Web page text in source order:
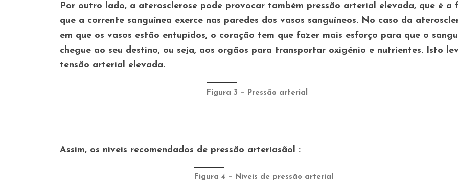
Por outro lado, a aterosclerose pode provocar também pressão arterial elevada, que é a
que a corrente sanguínea exerce nas paredes dos vasos sanguíneos. No caso da
em que os vasos estão entupidos, o coração tem que fazer mais esforço para que o
chegue ao seu destino, ou seja, aos orgãos para transportar oxigénio e nutrientes. Isto
tensão arterial elevada.
Figura 3 – Pressão arterial
Assim, os níveis recomendados de pressão arteriasãol :
Figura 4 – Níveis de pressão arterial